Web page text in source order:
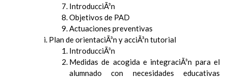
IntroducciÃ³n
Objetivos de PAD
Actuaciones preventivas
Plan de orientaciÃ³n y acciÃ³n tutorial
IntroducciÃ³n
Medidas de acogida e integraciÃ³n para el
alumnado con necesidades educativas